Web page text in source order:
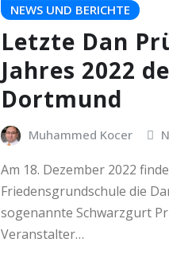
NEWS UND BERICHTE
Letzte Dan
Jahres 2022
Dortmund
Muhammed Kocer
Am 18. Dezember 2022
Friedensgrundschule die
sogenannte Schwarzgurt
Veranstalter…